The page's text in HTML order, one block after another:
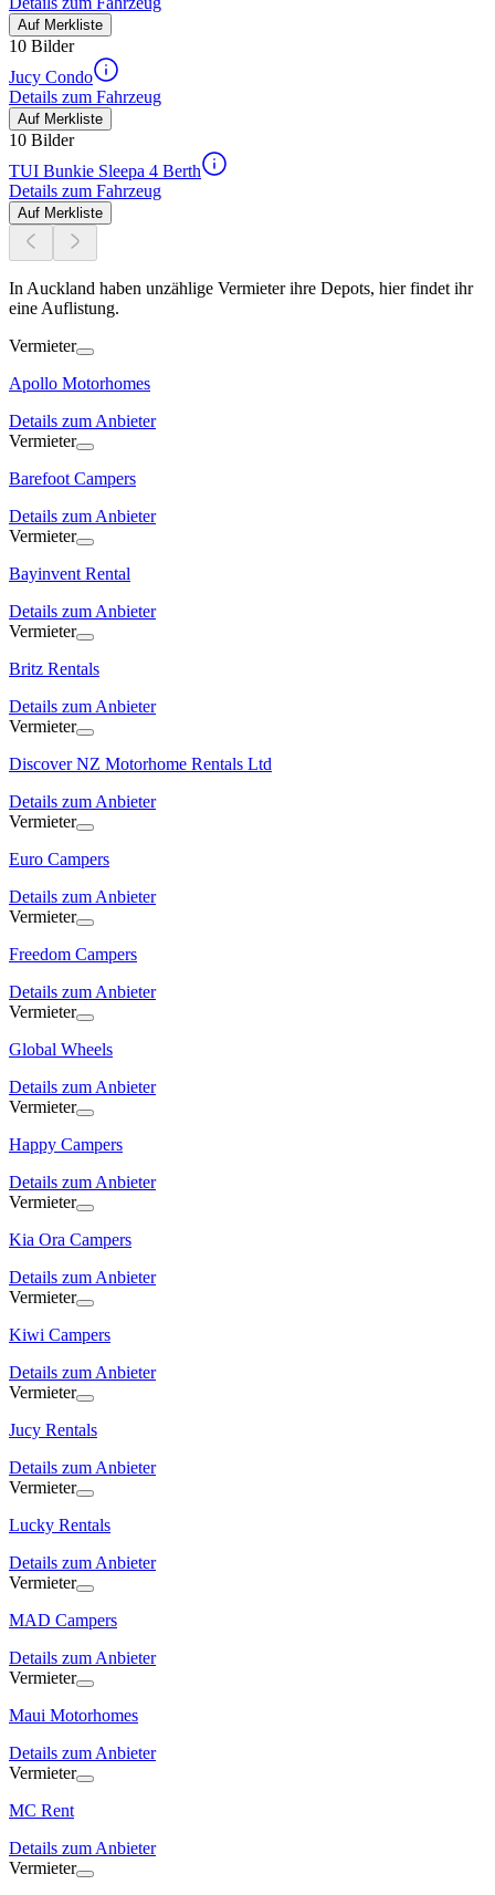
Auf Merkliste
10 Bilder
Jucy Condo
Details zum Fahrzeug
Auf Merkliste
10 Bilder
TUI Bunkie Sleepa 4 Berth
Details zum Fahrzeug
Auf Merkliste
In Auckland haben unzählige Vermieter ihre Depots, hier findet ihr
eine Auflistung.
Vermieter
Apollo Motorhomes
Details zum Anbieter
Vermieter
Barefoot Campers
Details zum Anbieter
Vermieter
Bayinvent Rental
Details zum Anbieter
Vermieter
Britz Rentals
Details zum Anbieter
Vermieter
Discover NZ Motorhome Rentals Ltd
Details zum Anbieter
Vermieter
Euro Campers
Details zum Anbieter
Vermieter
Freedom Campers
Details zum Anbieter
Vermieter
Global Wheels
Details zum Anbieter
Vermieter
Happy Campers
Details zum Anbieter
Vermieter
Kia Ora Campers
Details zum Anbieter
Vermieter
Kiwi Campers
Details zum Anbieter
Vermieter
Jucy Rentals
Details zum Anbieter
Vermieter
Lucky Rentals
Details zum Anbieter
Vermieter
MAD Campers
Details zum Anbieter
Vermieter
Maui Motorhomes
Details zum Anbieter
Vermieter
MC Rent
Details zum Anbieter
Vermieter